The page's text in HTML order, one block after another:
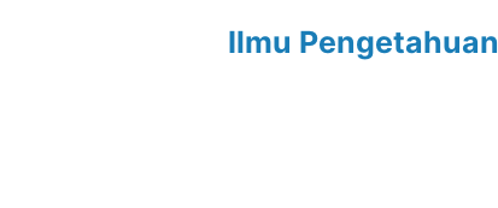
Ilmu Pengetahuan